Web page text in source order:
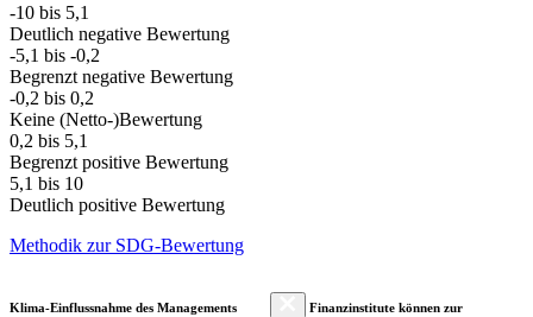
-10 bis 5,1
Deutlich negative Bewertung
-5,1 bis -0,2
Begrenzt negative Bewertung
-0,2 bis 0,2
Keine (Netto-)Bewertung
0,2 bis 5,1
Begrenzt positive Bewertung
5,1 bis 10
Deutlich positive Bewertung
Methodik zur SDG-Bewertung
Klima-Einflussnahme des Managements
Finanzinstitute können zur